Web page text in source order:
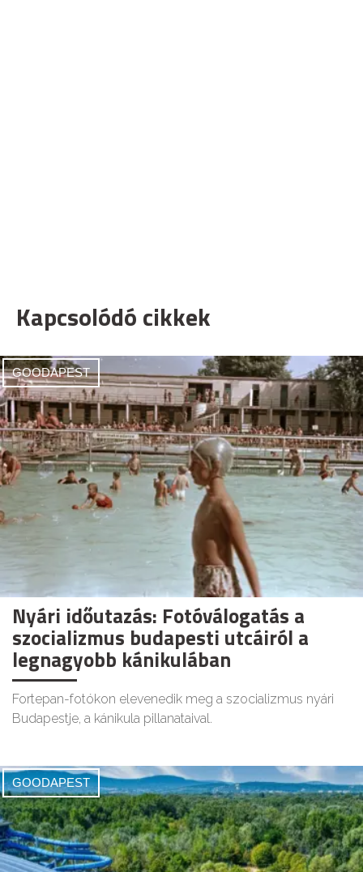
Kapcsolódó cikkek
GOODAPEST
Nyári időutazás: Fotóválogatás a
szocializmus budapesti utcáiról a
legnagyobb kánikulában
Fortepan-fotókon elevenedik meg a szocializmus nyári
Budapestje, a kánikula pillanataival.
GOODAPEST